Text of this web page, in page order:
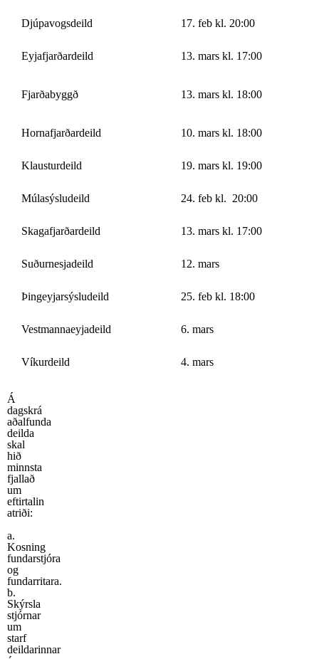
Djúpavogsdeild 17. feb kl. 20:00
Eyjafjarðardeild 13. mars kl. 17:00
Fjarðabyggð 13. mars kl. 18:00
Hornafjarðardeild 10. mars kl. 18:00
Klausturdeild 19. mars kl. 19:00
Múlasýsludeild 24. feb kl. 20:00
Skagafjarðardeild 13. mars kl. 17:00
Suðurnesjadeild 12. mars
Þingeyjarsýsludeild 25. feb kl. 18:00
Vestmannaeyjadeild 6. mars
Víkurdeild 4. mars
Á
dagskrá
aðalfunda
deilda
skal
hið
minnsta
fjallað
um
eftirtalin
atriði:
a.
Kosning
fundarstjóra
og
fundarritara.
b.
Skýrsla
stjórnar
um
starf
deildarinnar